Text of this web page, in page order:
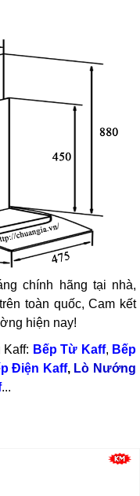
chính hãng tại nhà,
trên toàn quốc, Cam kết
hiện nay!
Bếp Từ Kaff, Bếp
Điện Kaff, Lò Nướng
...